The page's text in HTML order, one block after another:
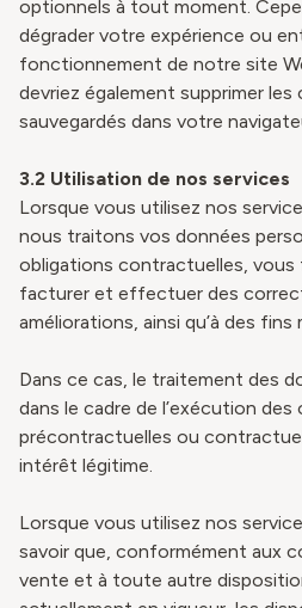
optionnels à tout moment.
dégrader votre expérience ou
fonctionnement de notre site
devriez également supprimer les
sauvegardés dans votre
3.2 Utilisation de nos services
Lorsque vous utilisez nos
nous traitons vos données
obligations contractuelles, vous
facturer et effectuer des
améliorations, ainsi qu’à des fins
Dans ce cas, le traitement des
dans le cadre de l’exécution des
précontractuelles ou
intérêt légitime.
Lorsque vous utilisez nos
savoir que, conformément aux
vente et à toute autre